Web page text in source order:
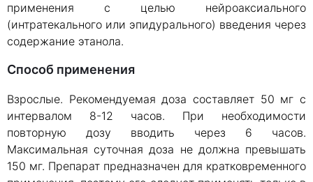
применения с целью нейроаксиального
(интратекального или эпидурального) введения через
содержание этанола.
Способ применения
Взрослые. Рекомендуемая доза составляет 50 мг с
интервалом 8-12 часов. При необходимости
повторную дозу вводить через 6 часов.
Максимальная суточная доза не должна превышать
150 мг. Препарат предназначен для кратковременного